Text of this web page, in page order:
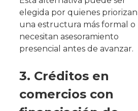
elegida por quienes priorizan
una estructura más formal o
necesitan asesoramiento
presencial antes de avanzar.
3. Créditos en
comercios con